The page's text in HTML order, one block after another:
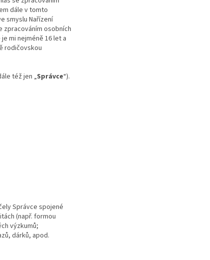
dále v tomto
smyslu Nařízení
zpracováním osobních
mi nejméně 16 let a
rodičovskou
též jen „Správce“).
Správce spojené
(např. formou
výzkumů;
dárků, apod.